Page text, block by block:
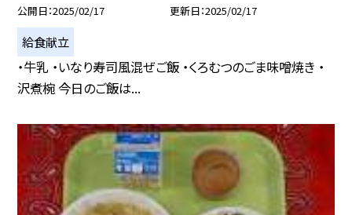
公開日 2025/02/17 更新日 2025/02/17
給食献立
・牛乳 ・いなり寿司風混ぜご飯 ・くろむつのごま味噌焼き ・
沢煮椀 今日のご飯は...